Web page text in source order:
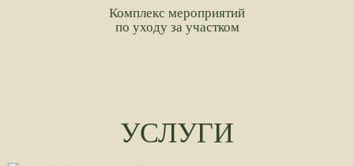
Комплекс мероприятий
по уходу за участком
УСЛУГИ